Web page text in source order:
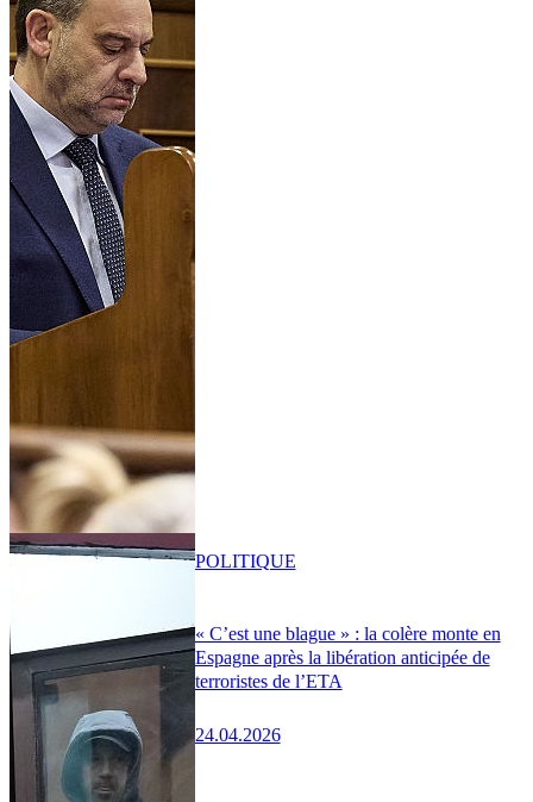
« C’est une blague » : la colère monte en
Espagne après la libération anticipée de
terroristes de l’ETA
24.04.2026
POLITIQUE